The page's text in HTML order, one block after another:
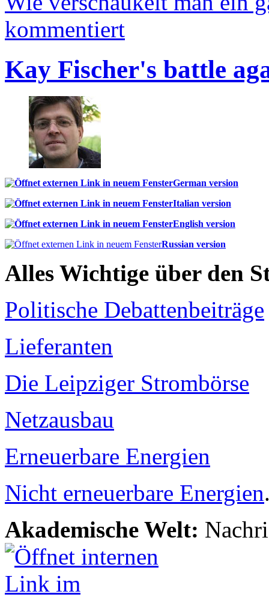
kommentiert
Kay Fischer's battle
German version
Italian version
English version
Russian version
Alles Wichtige über den
Politische Debattenbeiträge
Lieferanten
Die Leipziger Strombörse
Netzausbau
Erneuerbare Energien
Nicht erneuerbare Energien
Akademische Welt: